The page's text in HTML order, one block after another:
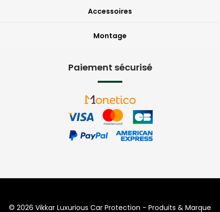
Accessoires
Montage
Paiement sécurisé
© 2026 Vikkar Luxurious Car Protection - Produits & Marque